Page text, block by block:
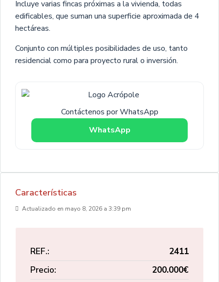
Incluye varias fincas próximas a la vivienda, todas
edificables, que suman una superficie aproximada de 4
hectáreas.
Conjunto con múltiples posibilidades de uso, tanto
residencial como para proyecto rural o inversión.
Contáctenos por WhatsApp
WhatsApp
Características
Actualizado en mayo 8, 2026 a 3:39 pm
REF.:
2411
Precio:
200.000€